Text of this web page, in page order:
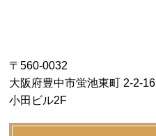
〒560-0032
大阪府豊中市蛍池東町 2-2-16
小田ビル2F